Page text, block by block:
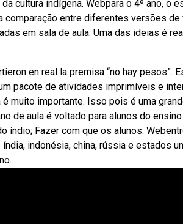
cultura indígena. Webpara o 4º ano, o
entre diferentes versões
em sala de aula. Uma das ideias é
en real la premisa “no hay pesos”.
pacote de atividades imprimíveis e
muito importante. Isso pois é uma
de aula é voltado para alunos do
índio; Fazer com que os alunos.
indonésia, china, rússia e estados